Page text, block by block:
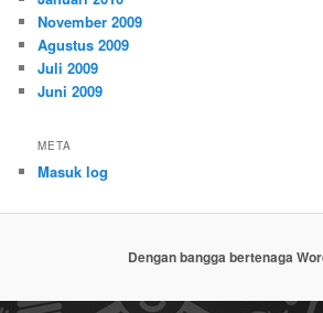
November 2009
Agustus 2009
Juli 2009
Juni 2009
META
Masuk log
Dengan bangga bertenaga